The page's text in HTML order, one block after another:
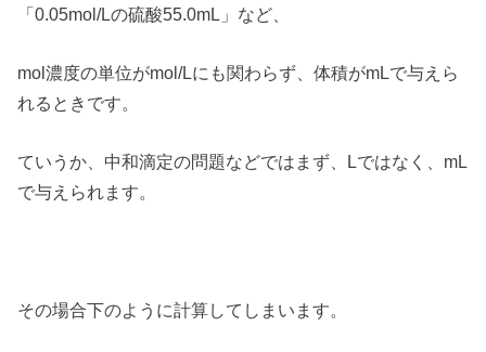
「0.05mol/Lの硫酸55.0mL」など、
mol濃度の単位がmol/Lにも関わらず、体積がmLで与えら
れるときです。
ていうか、中和滴定の問題などではまず、Lではなく、mL
で与えられます。
その場合下のように計算してしまいます。